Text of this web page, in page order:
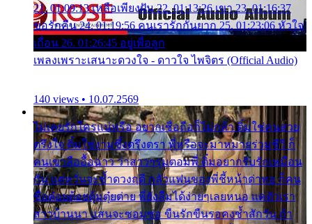
21. 01:09:13 เหลือเพียงฝัน 22. 01:13:26 เขา 23. 01:16:37
ขอรักคืน 24. 01:19:56 คนเรารักกันยาก 25. 01:23:06 หัวใจ
เถื่อน 26. 01:26:45 อยู่เพื่อลูก
เพลงเพราะเสนาะดวงใจ - ดาวใจ ไพจิตร (Official Audio)
140 views • 10.07.2569
ไม่เคยรักใครแน่หรือ อยากเชื่อถือก็ไม่กล้า ติ๋มใช่คนสวย
ตรึงใจ ติ๋มใช่งามซึ้งตรึงตรา พี่หรือจะมาหมายร่วมชีวี ก็
คนเขาลืออื้อฉาว ว่าสาวๆรุมตอมพี่ ติ๋มอยากรับรักเหมือน
กัน แต่หวั่นจะช้ำดวงฤดี กลัวแฟนของพี่ชี้หน้าด่าทอ ก็คน
ชื่อต๋อยต้อยตุ้มตุ๋ยต่าย พี่ยังลืมได้ง่ายๆเลยหนอ แค่ตัวเรา
สาวบ้านนา แสนจะซอมซ่อ ขืนรักขืนรอคงช้ำสักวัน ถ้า